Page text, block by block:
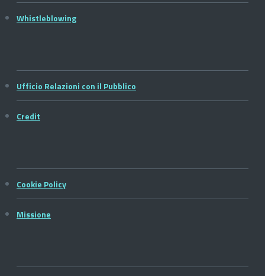
Whistleblowing
Ufficio Relazioni con il Pubblico
Credit
Cookie Policy
Missione